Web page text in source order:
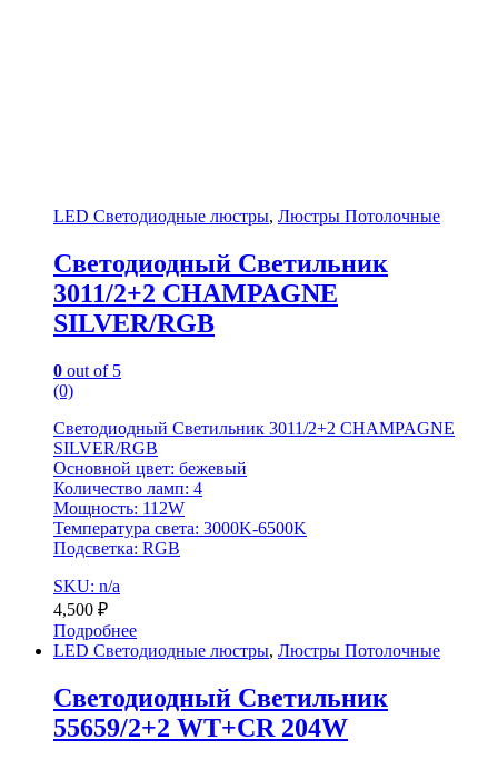
LED Светодиодные люстры, Люстры Потолочные
Светодиодный Светильник
3011/2+2 CHAMPAGNE
SILVER/RGB
0 out of 5
(0)
Светодиодный Светильник 3011/2+2 CHAMPAGNE
SILVER/RGB
Основной цвет: бежевый
Количество ламп: 4
Мощность: 112W
Температура света: 3000K-6500K
Подсветка: RGB
SKU: n/a
4,500 ₽
Подробнее
LED Светодиодные люстры, Люстры Потолочные
Светодиодный Светильник
55659/2+2 WT+CR 204W